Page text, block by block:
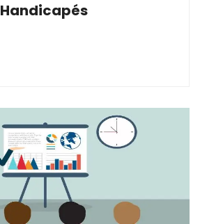
Handicapés